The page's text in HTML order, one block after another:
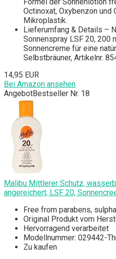
Octinoxat, Oxybenzon und
Mikroplastik.
Lieferumfang & Details –
Sonnenspray LSF 20, 200
Sonnencreme für eine
Selbstbräuner, Artikelnr.
14,95 EUR
Bei Amazon ansehen
AngebotBestseller Nr. 18
Malibu Mittlerer Schutz,
angereichert, LSF 20,
Free from parabens,
Original Produkt vom
Hervorragend verarbeitet
Modellnummer: 029442-
Zu kaufen